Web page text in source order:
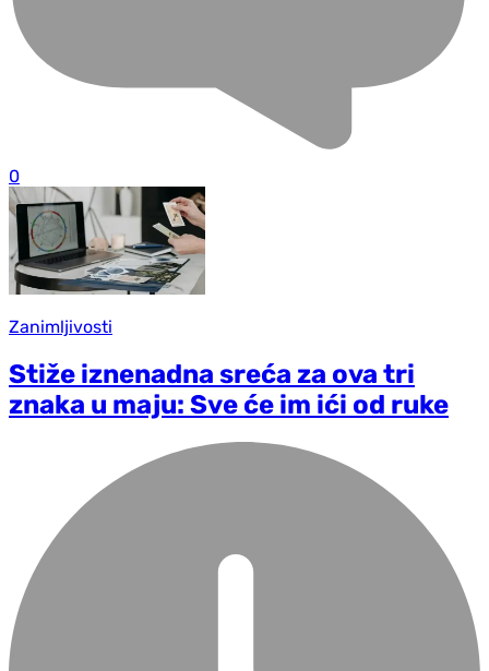
0
Zanimljivosti
Stiže iznenadna sreća za ova tri
znaka u maju: Sve će im ići od ruke